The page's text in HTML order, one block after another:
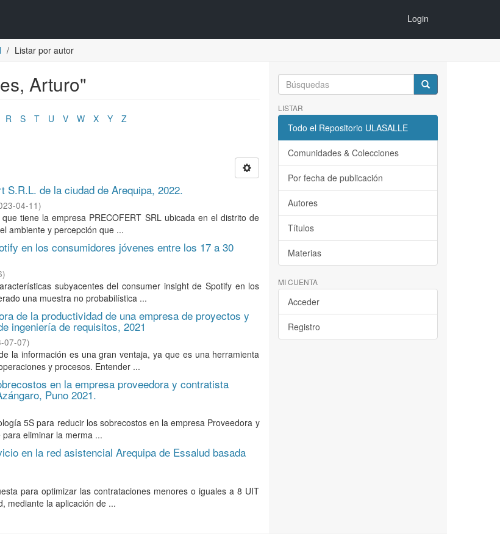
Login
Listar por autor
Arturo"
R S T U V W X Y
Z
de la ciudad de Arequipa, 2022.
04-11)
tiene la empresa PRECOFERT SRL ubicada en el distrito de
ambiente y percepción que ...
en los consumidores jóvenes entre los 17 a 30
)
subyacentes del consumer insight de Spotify en los
una muestra no probabilística ...
de la productividad de una empresa de proyectos y
ingeniería de requisitos, 2021
07-07)
la información es una gran ventaja, ya que es una herramienta
y procesos. Entender ...
en la empresa proveedora y contratista
Puno 2021.
5S para reducir los sobrecostos en la empresa Proveedora y
eliminar la merma ...
en la red asistencial Arequipa de Essalud basada
para optimizar las contrataciones menores o iguales a 8 UIT
mediante la aplicación de ...
LISTAR
Todo el Repositorio ULASALLE
Comunidades & Colecciones
Por fecha de publicación
Autores
Títulos
Materias
MI CUENTA
Acceder
Registro